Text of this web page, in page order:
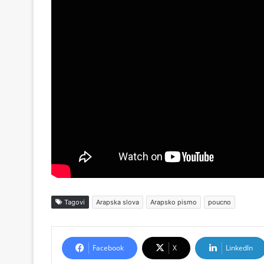
Tagovi Arapska slova Arapsko pismo poucno
Facebook X LinkedIn